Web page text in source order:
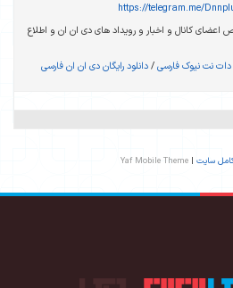
https://telegram.me/
اعضای کانال و اخبار و رویداد های دی ان ان و اطلاع
نت نیوک فارسی/دانلود رایگان دی ان ان فارسی
سایت |
Yaf Mobile Theme